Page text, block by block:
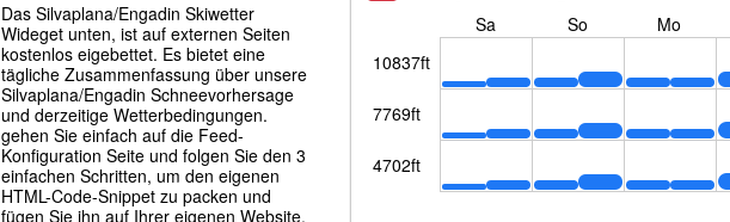
Das Silvaplana/Engadin Skiwetter
Wideget unten, ist auf externen Seiten
kostenlos eigebettet. Es bietet eine
tägliche Zusammenfassung über unsere
Silvaplana/Engadin Schneevorhersage
und derzeitige Wetterbedingungen.
gehen Sie einfach auf die Feed-
Konfiguration Seite und folgen Sie den 3
einfachen Schritten, um den eigenen
HTML-Code-Snippet zu packen und
fügen Sie ihn auf Ihrer eigenen Website.